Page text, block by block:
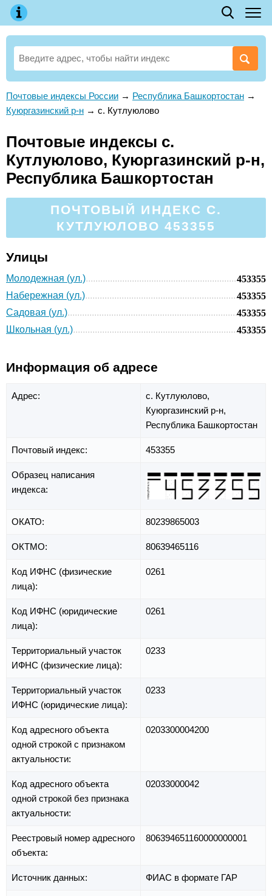
Почтовые индексы России → Республика Башкортостан →
Куюргазинский р-н → с. Кутлуюлово
Почтовые индексы с.
Кутлуюлово, Куюргазинский р-н,
Республика Башкортостан
ПОЧТОВЫЙ ИНДЕКС С.
КУТЛУЮЛОВО 453355
Улицы
Молодежная (ул.)
453355
Набережная (ул.)
453355
Садовая (ул.)
453355
Школьная (ул.)
453355
Информация об адресе
Адрес:
с. Кутлуюлово,
Куюргазинский р-н,
Республика Башкортостан
Почтовый индекс: 453355
Образец написания
индекса:
ОКАТО: 80239865003
ОКТМО: 80639465116
Код ИФНС (физические
лица):
0261
Код ИФНС (юридические
лица):
0261
Территориальный участок
ИФНС (физические лица):
0233
Территориальный участок
ИФНС (юридические лица):
0233
Код адресного объекта
одной строкой с признаком
актуальности:
0203300004200
Код адресного объекта
одной строкой без признака
актуальности:
02033000042
Реестровый номер адресного
объекта:
806394651160000000001
Источник данных: ФИАС в формате ГАР